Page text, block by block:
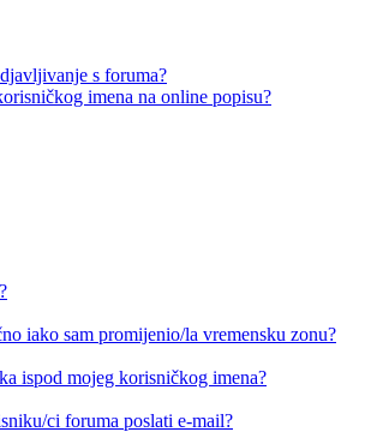
s foruma?
imena na online popisu?
iako sam promijenio/la vremensku zonu?
ispod mojeg korisničkog imena?
ci foruma poslati e-mail?